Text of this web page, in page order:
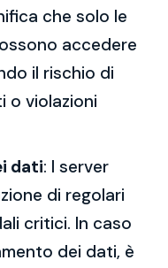
che solo le
accedere
il rischio di
o violazioni
dati: I server
di regolari
critici. In caso
dei dati, è